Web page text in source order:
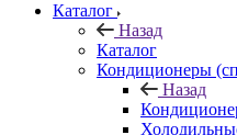
Каталог
Назад
Каталог
Кондиционеры
Назад